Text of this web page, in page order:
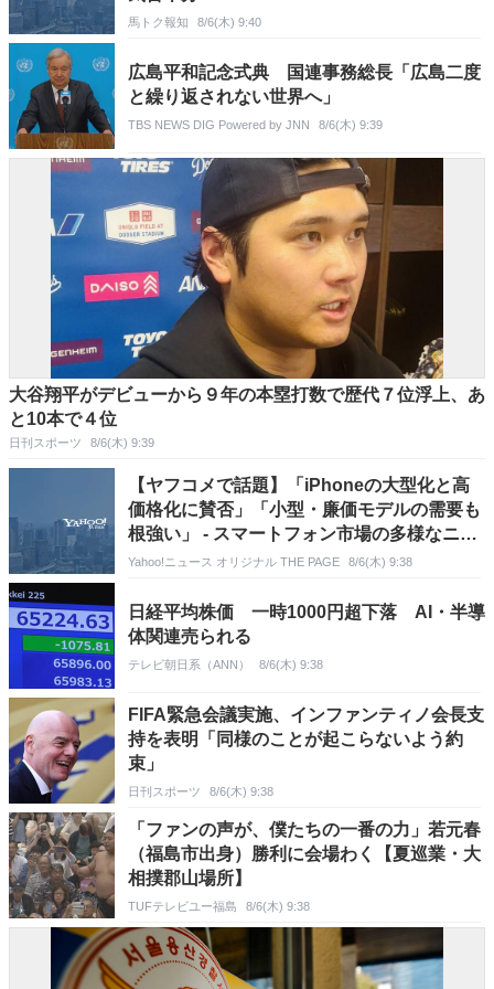
馬トク報知 8/6(木) 9:40
広島平和記念式典 国連事務総長「広島二度
と繰り返されない世界へ」
TBS NEWS DIG Powered by JNN 8/6(木) 9:39
大谷翔平がデビューから９年の本塁打数で歴代７位浮上、あ
と10本で４位
日刊スポーツ 8/6(木) 9:39
【ヤフコメで話題】「iPhoneの大型化と高
価格化に賛否」「小型・廉価モデルの需要も
根強い」 - スマートフォン市場の多様なニー
ズと課題
Yahoo!ニュース オリジナル THE PAGE 8/6(木) 9:38
日経平均株価 一時1000円超下落 AI・半導
体関連売られる
テレビ朝日系（ANN） 8/6(木) 9:38
FIFA緊急会議実施、インファンティノ会長支
持を表明「同様のことが起こらないよう約
束」
日刊スポーツ 8/6(木) 9:38
「ファンの声が、僕たちの一番の力」若元春
（福島市出身）勝利に会場わく【夏巡業・大
相撲郡山場所】
TUFテレビユー福島 8/6(木) 9:38